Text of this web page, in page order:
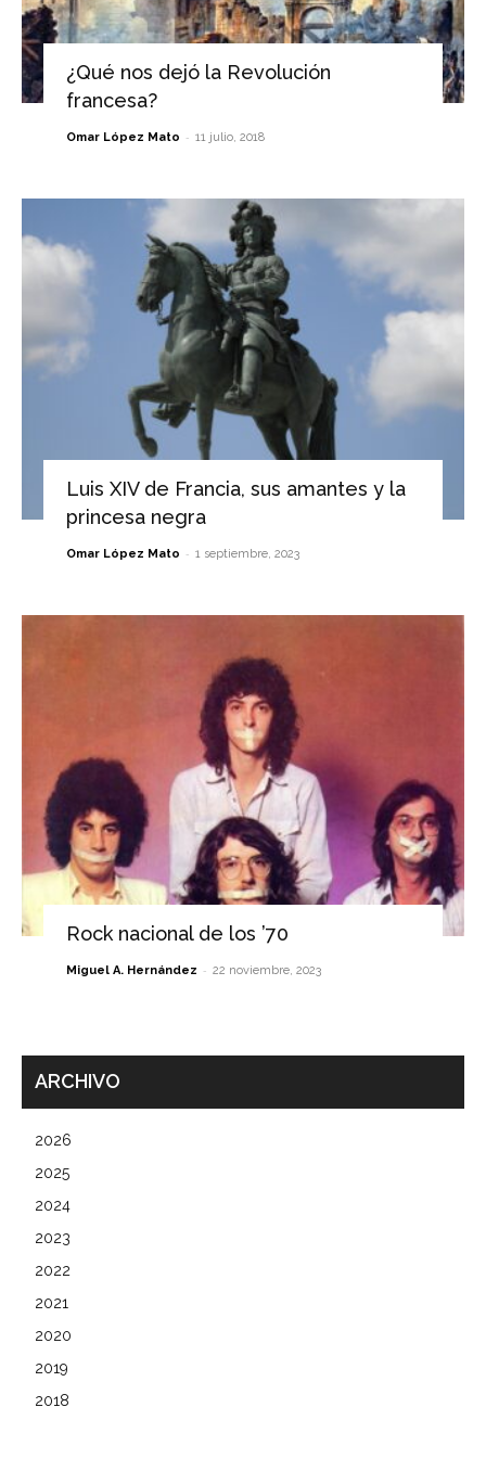
¿Qué nos dejó la Revolución
francesa?
Omar López Mato - 11 julio, 2018
Luis XIV de Francia, sus amantes y la
princesa negra
Omar López Mato - 1 septiembre, 2023
Rock nacional de los ’70
Miguel A. Hernández - 22 noviembre, 2023
ARCHIVO
2026
2025
2024
2023
2022
2021
2020
2019
2018